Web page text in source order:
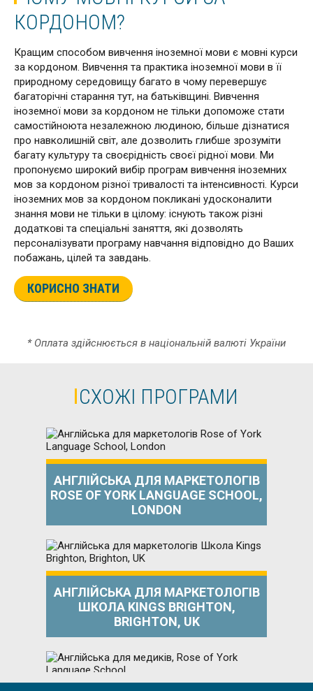
КОРДОНОМ?
Кращим способом вивчення іноземної мови є мовні курси
за кордоном. Вивчення та практика іноземної мови в її
природному середовищу багато в чому перевершує
багаторічні старання тут, на батьківщині. Вивчення
іноземної мови за кордоном не тільки допоможе стати
самостійноюта незалежною людиною, більше дізнатися
про навколишній світ, але дозволить глибше зрозуміти
багату культуру та своєрідність своєї рідної мови. Ми
пропонуємо широкий вибір програм вивчення іноземних
мов за кордоном різної тривалості та інтенсивності. Курси
іноземних мов за кордоном покликані удосконалити
знання мови не тільки в цілому: існують також різні
додаткові та спеціальні заняття, які дозволять
персоналізувати програму навчання відповідно до Ваших
побажань, цілей та завдань.
КОРИСНО ЗНАТИ
* Оплата здійснюється в національній валюті України
СХОЖІ ПРОГРАМИ
АНГЛІЙСЬКА ДЛЯ МАРКЕТОЛОГІВ
ROSE OF YORK LANGUAGE SCHOOL,
LONDON
АНГЛІЙСЬКА ДЛЯ МАРКЕТОЛОГІВ
ШКОЛА KINGS BRIGHTON,
BRIGHTON, UK